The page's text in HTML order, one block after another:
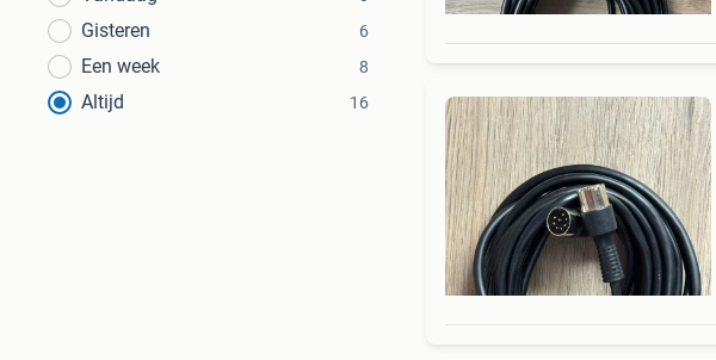
Gisteren 6
Een week 8
Altijd 16